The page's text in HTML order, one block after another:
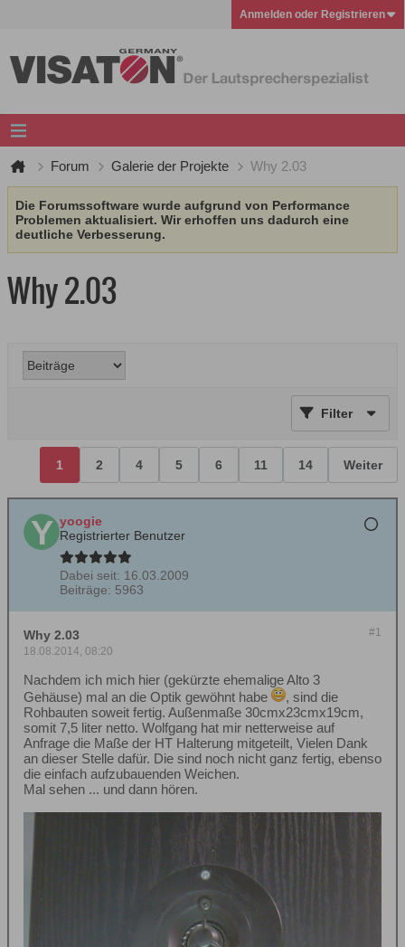
Anmelden oder Registrieren
Forum Galerie der Projekte Why 2.03
Die Forumssoftware wurde aufgrund von Performance
Problemen aktualisiert. Wir erhoffen uns dadurch eine
deutliche Verbesserung.
Why 2.03
Filter
1 2 4 5 6 11 14 Weiter
yoogie
Registrierter Benutzer
Dabei seit: 16.03.2009
Beiträge: 5963
#1
Why 2.03
18.08.2014, 08:20
Nachdem ich mich hier (gekürzte ehemalige Alto 3
Gehäuse) mal an die Optik gewöhnt habe
, sind die
Rohbauten soweit fertig. Außenmaße 30cmx23cmx19cm,
somit 7,5 liter netto. Wolfgang hat mir netterweise auf
Anfrage die Maße der HT Halterung mitgeteilt, Vielen Dank
an dieser Stelle dafür. Die sind noch nicht ganz fertig, ebenso
die einfach aufzubauenden Weichen.
Mal sehen ... und dann hören.